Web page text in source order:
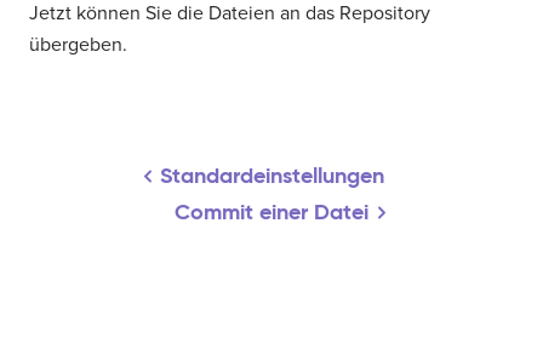
Jetzt können Sie die Dateien an das Repository
übergeben.
Standardeinstellungen
Commit einer Datei